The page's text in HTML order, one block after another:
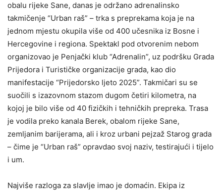
obalu rijeke Sane, danas je održano adrenalinsko
takmičenje “Urban raš” – trka s preprekama koja je na
jednom mjestu okupila više od 400 učesnika iz Bosne i
Hercegovine i regiona. Spektakl pod otvorenim nebom
organizovao je Penjački klub “Adrenalin”, uz podršku Grada
Prijedora i Turističke organizacije grada, kao dio
manifestacije “Prijedorsko ljeto 2025”. Takmičari su se
suočili s izazovnom stazom dugom četiri kilometra, na
kojoj je bilo više od 40 fizičkih i tehničkih prepreka. Trasa
je vodila preko kanala Berek, obalom rijeke Sane,
zemljanim barijerama, ali i kroz urbani pejzaž Starog grada
– čime je “Urban raš” opravdao svoj naziv, testirajući i tijelo
i um.
Najviše razloga za slavlje imao je domaćin. Ekipa iz